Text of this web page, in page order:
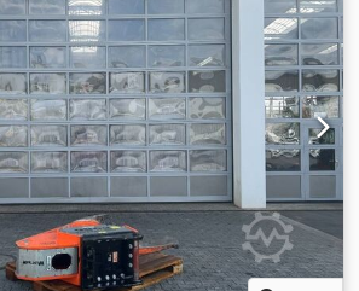
с интегрированным грейфером
и универсальность вашего
с этим прочным поворотным
Ранее был установлен на
очень востребованным
модулем, что делает его
инструментом для сложных
и особенности: Марка и
Год выпуска: 2014 Предыдущая
(Подходит для экскаваторов
22–33 т) Верхнее крепление: Жёсткое